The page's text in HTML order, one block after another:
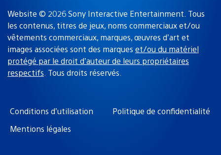
Website © 2026 Sony Interactive Entertainment. Tous
les contenus, titres de jeux, noms commerciaux et/ou
vêtements commerciaux, marques, œuvres d’art et
images associées sont des marques et/ou du matériel
protégé par le droit d’auteur de leurs propriétaires
respectifs. Tous droits réservés.
Conditions d’utilisation
Politique de confidentialité
Mentions légales